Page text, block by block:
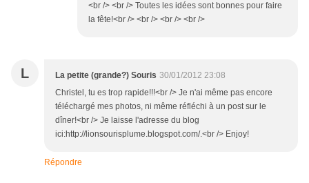
<br /> <br /> Toutes les idées sont bonnes pour faire
la fête!<br /> <br /> <br /> <br />
L La petite (grande?) Souris 30/01/2012 23:08
Christel, tu es trop rapide!!!<br /> Je n'ai même pas encore
téléchargé mes photos, ni même réfléchi à un post sur le
dîner!<br /> Je laisse l'adresse du blog
ici:http://lionsourisplume.blogspot.com/.<br /> Enjoy!
Répondre